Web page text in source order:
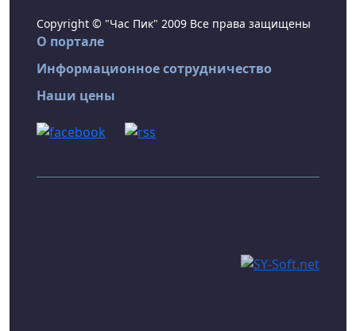
Copyright © "Час Пик" 2009 Все права защищены
О портале
Информационное сотрудничество
Наши цены